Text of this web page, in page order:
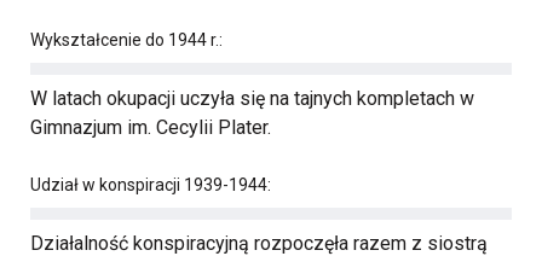
Wykształcenie do 1944 r.:
W latach okupacji uczyła się na tajnych kompletach w
Gimnazjum im. Cecylii Plater.
Udział w konspiracji 1939-1944:
Działalność konspiracyjną rozpoczęła razem z siostrą